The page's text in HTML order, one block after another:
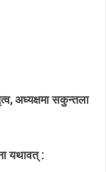
अध्यक्षमा सकुन्तला
यथावत् :